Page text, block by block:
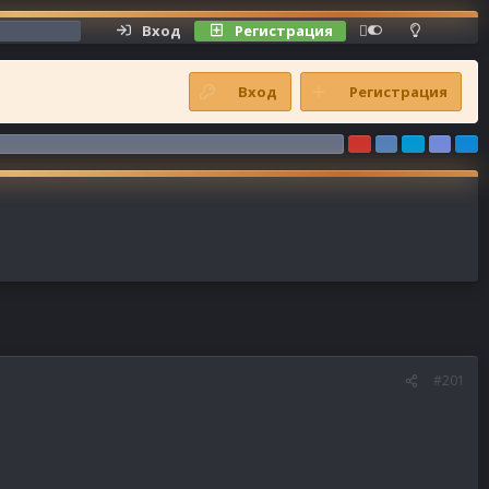
Вход Регистрация
Вход Регистрация
#201